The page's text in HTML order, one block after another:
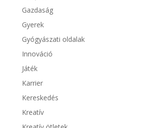
Gazdaság
Gyerek
Gyógyászati oldalak
Innováció
Játék
Karrier
Kereskedés
Kreatív